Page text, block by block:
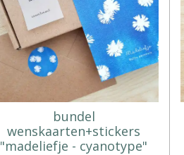
bundel
wenskaarten+stickers
"madeliefje - cyanotype"